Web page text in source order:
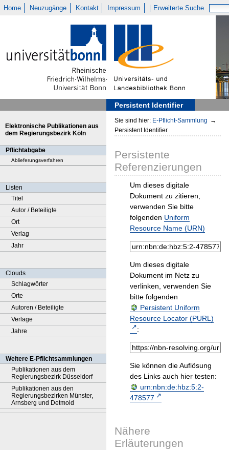
Home Neuzugänge Kontakt Impressum Erweiterte Suche
Persistent Identifier
Elektronische Publikationen aus
dem Regierungsbezirk Köln
Pflichtabgabe
Ablieferungsverfahren
Listen
Titel
Autor / Beteiligte
Ort
Verlag
Jahr
Clouds
Schlagwörter
Orte
Autoren / Beteiligte
Verlage
Jahre
Weitere E-Pflichtsammlungen
Publikationen aus dem
Regierungsbezirk Düsseldorf
Publikationen aus den
Regierungsbezirken Münster,
Arnsberg und Detmold
Sie sind hier: E-Pflicht-Sammlung →
Persistent Identifier
Persistente
Referenzierungen
Um dieses digitale
Dokument zu zitieren,
verwenden Sie bitte
folgenden Uniform
Resource Name (URN)
Um dieses digitale
Dokument im Netz zu
verlinken, verwenden Sie
bitte folgenden
Persistent Uniform
Resource Locator (PURL)
:
Sie können die Auflösung
des Links auch hier testen:
urn:nbn:de:hbz:5:2-
478577
Nähere
Erläuterungen